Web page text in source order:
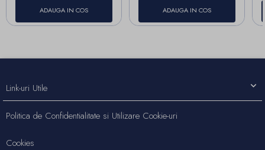
ADAUGA IN COS ADAUGA IN COS
Link-uri Utile
Politica de Confidentialitate si Utilizare Cookie-uri
Cookies